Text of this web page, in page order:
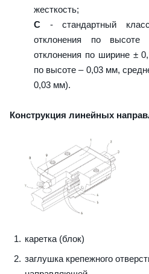
жесткость;
C - стандартный
отклонения по
отклонения по ширине ±
по высоте – 0,03 мм,
0,03 мм).
Конструкция линейных
каретка (блок)
заглушка крепежного